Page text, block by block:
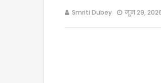
Smriti Dubey जून 29,